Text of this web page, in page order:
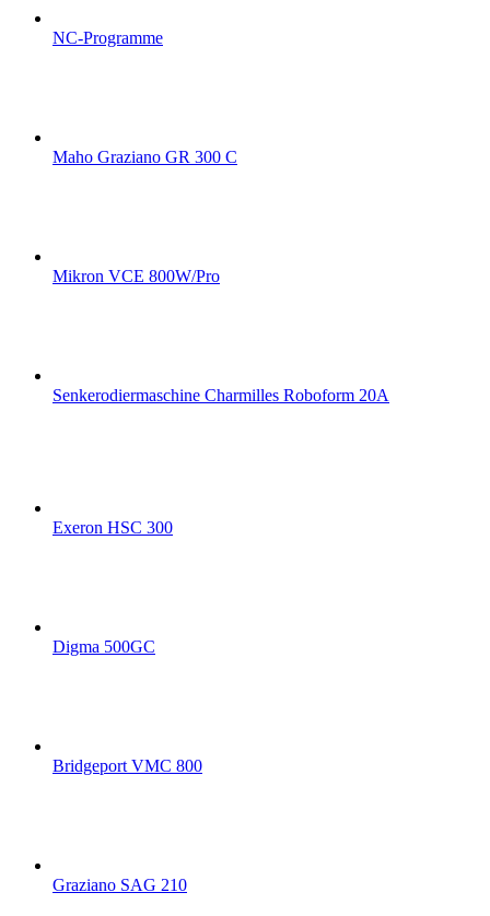
NC-Programme
Maho Graziano GR 300 C
Mikron VCE 800W/Pro
Senkerodiermaschine Charmilles Roboform 20A
Exeron HSC 300
Digma 500GC
Bridgeport VMC 800
Graziano SAG 210